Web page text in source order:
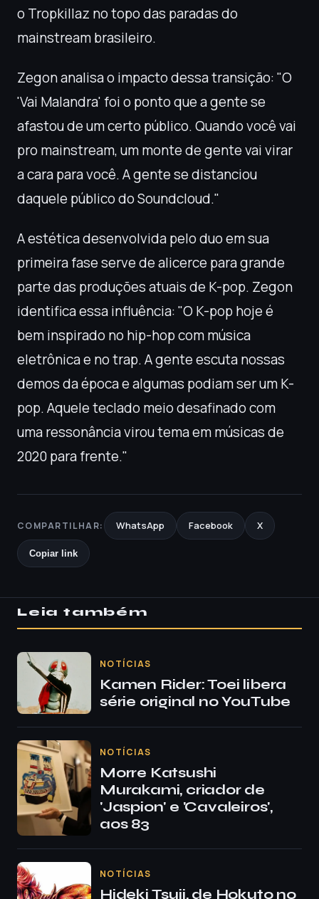
o Tropkillaz no topo das paradas do
mainstream brasileiro.
Zegon analisa o impacto dessa transição: "O
'Vai Malandra' foi o ponto que a gente se
afastou de um certo público. Quando você vai
pro mainstream, um monte de gente vai virar
a cara para você. A gente se distanciou
daquele público do Soundcloud."
A estética desenvolvida pelo duo em sua
primeira fase serve de alicerce para grande
parte das produções atuais de K-pop. Zegon
identifica essa influência: "O K-pop hoje é
bem inspirado no hip-hop com música
eletrônica e no trap. A gente escuta nossas
demos da época e algumas podiam ser um K-
pop. Aquele teclado meio desafinado com
uma ressonância virou tema em músicas de
2020 para frente."
COMPARTILHAR: WhatsApp Facebook X
Copiar link
Leia também
NOTÍCIAS
Kamen Rider: Toei libera
série original no YouTube
NOTÍCIAS
Morre Katsushi
Murakami, criador de
'Jaspion' e 'Cavaleiros',
aos 83
NOTÍCIAS
Hideki Tsuji, de Hokuto no